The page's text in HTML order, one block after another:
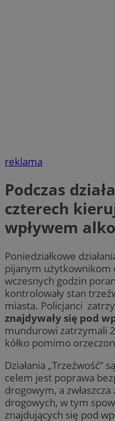
reklama
Podczas
czterech
wpływem
Poniedziałkowe
pijanym użytkownikom
wczesnych godzin
kontrolowały stan
miasta. Policjanci
znajdywały się pod
mundurowi zatrzymali
kółko pomimo
Działania „Trzeźwość”
celem jest poprawa
drogowym, a
drogowych, w tym
znajdujących się pod